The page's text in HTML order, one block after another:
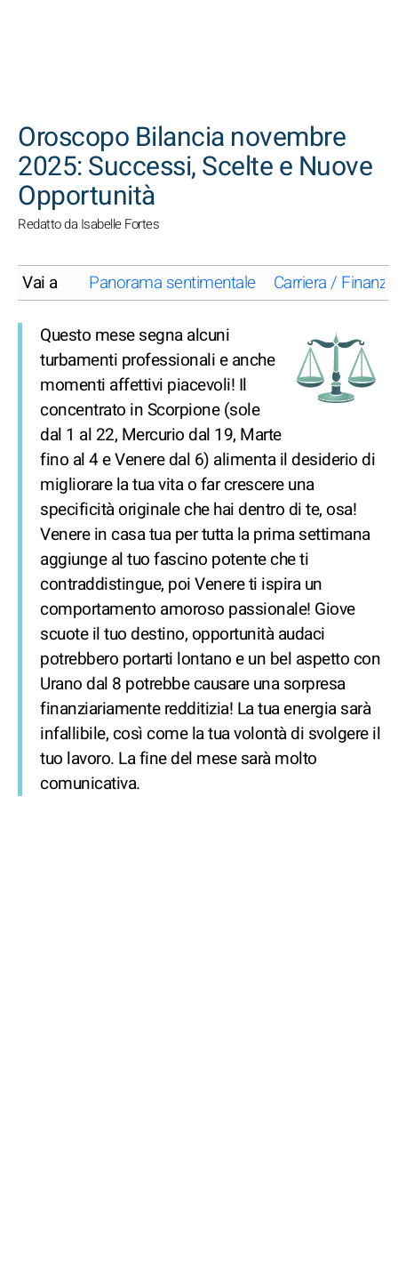
Oroscopo Bilancia novembre
2025: Successi, Scelte e Nuove
Opportunità
Redatto da Isabelle Fortes
Vai a Panorama sentimentale Carriera / Finanze
Questo mese segna alcuni
turbamenti professionali e anche
momenti affettivi piacevoli! Il
concentrato in Scorpione (sole
dal 1 al 22, Mercurio dal 19, Marte
fino al 4 e Venere dal 6) alimenta il desiderio di
migliorare la tua vita o far crescere una
specificità originale che hai dentro di te, osa!
Venere in casa tua per tutta la prima settimana
aggiunge al tuo fascino potente che ti
contraddistingue, poi Venere ti ispira un
comportamento amoroso passionale! Giove
scuote il tuo destino, opportunità audaci
potrebbero portarti lontano e un bel aspetto con
Urano dal 8 potrebbe causare una sorpresa
finanziariamente redditizia! La tua energia sarà
infallibile, così come la tua volontà di svolgere il
tuo lavoro. La fine del mese sarà molto
comunicativa.